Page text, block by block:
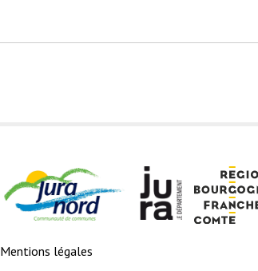
Mentions légales